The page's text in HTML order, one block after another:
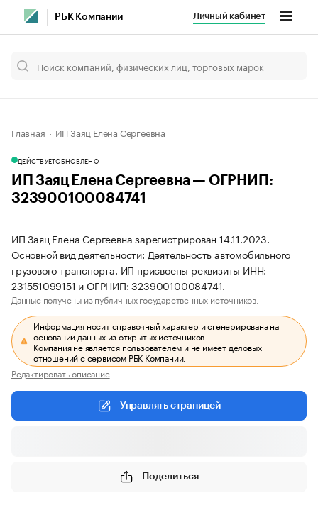
РБК Компании Личный кабинет
Главная ИП Заяц Елена Сергеевна
ДЕЙСТВУЕТОБНОВЛЕНО
ИП Заяц Елена Сергеевна — ОГРНИП:
323900100084741
ИП Заяц Елена Сергеевна зарегистрирован 14.11.2023.
Основной вид деятельности: Деятельность автомобильного
грузового транспорта. ИП присвоены реквизиты ИНН:
231551099151 и ОГРНИП: 323900100084741.
Данные получены из публичных государственных источников.
Информация носит справочный характер и сгенерирована на
основании данных из открытых источников.
Компания не является пользователем и не имеет деловых
отношений с сервисом РБК Компании.
Редактировать описание
Управлять страницей
Поделиться